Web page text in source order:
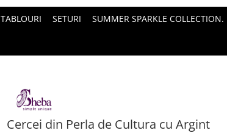
TABLOURI SETURI SUMMER SPARKLE COLLECTION.
Cercei din Perla de Cultura cu Argint